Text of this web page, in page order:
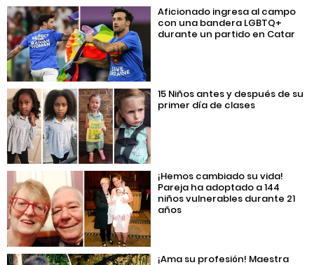
Aficionado ingresa al campo
con una bandera LGBTQ+
durante un partido en Catar
15 Niños antes y después de su
primer día de clases
¡Hemos cambiado su vida!
Pareja ha adoptado a 144
niños vulnerables durante 21
años
¡Ama su profesión! Maestra